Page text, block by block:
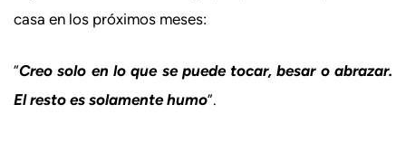
casa en los próximos meses:
“Creo solo en lo que se puede tocar, besar o abrazar.
El resto es solamente humo”.